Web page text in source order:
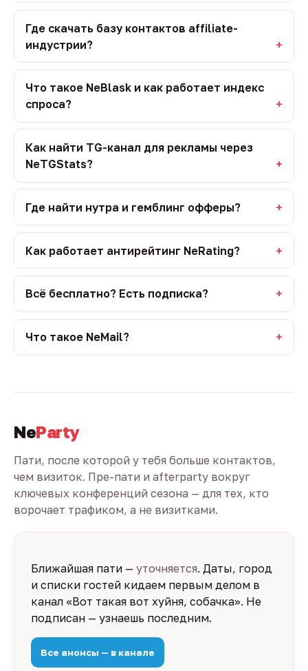
Где скачать базу контактов affiliate-
индустрии?
Что такое NeBlask и как работает индекс
спроса?
Как найти TG-канал для рекламы через
NeTGStats?
Где найти нутра и гемблинг офферы?
Как работает антирейтинг NeRating?
Всё бесплатно? Есть подписка?
Что такое NeMail?
NeParty
Пати, после которой у тебя больше контактов,
чем визиток. Пре-пати и afterparty вокруг
ключевых конференций сезона — для тех, кто
ворочает трафиком, а не визитками.
Ближайшая пати — уточняется. Даты, город
и списки гостей кидаем первым делом в
канал «Вот такая вот хуйня, собачка». Не
подписан — узнаешь последним.
Все анонсы — в канале